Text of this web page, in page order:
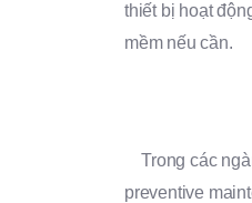
thiết bị hoạt
mềm nếu cần.
Trong các
preventive